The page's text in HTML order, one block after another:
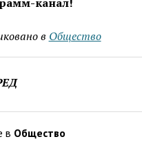
в Общество
в Общество